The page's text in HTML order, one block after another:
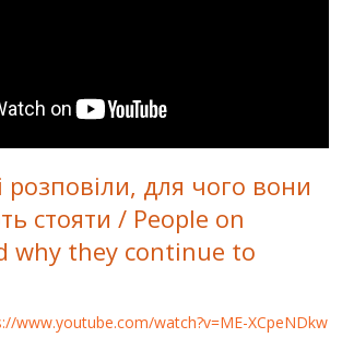
ВІЙНА
розповіли, для чого вони
стояти / People on
why they continue to
www.youtube.com/watch?v=ME-XCpeNDkw